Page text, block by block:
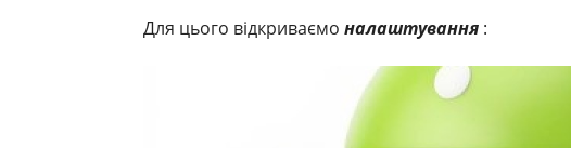
Для цього відкриваємо налаштування :